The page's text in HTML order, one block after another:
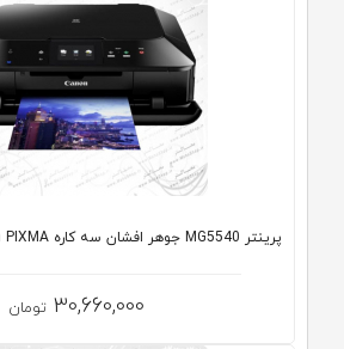
پرینتر MG5540 جوهر افشان سه کاره Canon PIXMA
30,660,000 تومان